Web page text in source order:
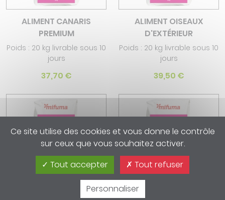
ALIMENT CANARIS
PREMIUM
Poids : 20 kg livrable sous 10
jours
37,70 €
ALIMENT OISEAUX
D'EXTÉRIEUR
Poids : 20 kg livrable sous 10
jours
39,50 €
Ce site utilise des cookies et vous donne le contrôle
sur ceux que vous souhaitez activer.
Tout accepter
Tout refuser
Personnaliser